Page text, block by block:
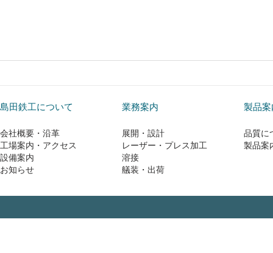
島田鉄工について
会社概要・沿革
工場案内・アクセス
設備案内
お知らせ
業務案内
展開・設計
レーザー・プレス加工
溶接
艤装・出荷
製品案
品質に
製品案